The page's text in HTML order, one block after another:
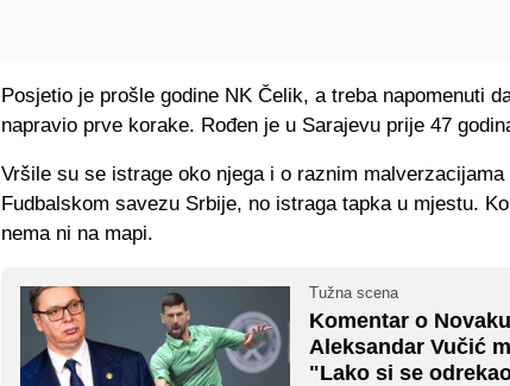
Posjetio je prošle godine NK Čelik, a treba napomenuti
napravio prve korake. Rođen je u Sarajevu prije 47
Vršile su se istrage oko njega i o raznim
Fudbalskom savezu Srbije, no istraga tapka u mjestu.
nema ni na mapi.
Tužna scena
Komentar o
Aleksandar Vučić
"Lako si se